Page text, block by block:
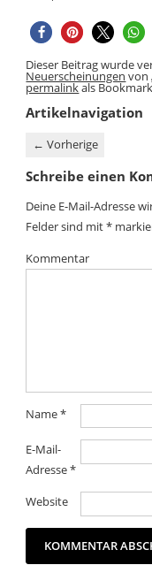
Dieser Beitrag wurde
Neuerscheinungen von
permalinkals
Artikelnavigation
← Vorherige
Schreibe einen
Deine E-Mail-Adresse
Felder sind mit*
Kommentar
Name*
E-Mail-
Adresse*
Website